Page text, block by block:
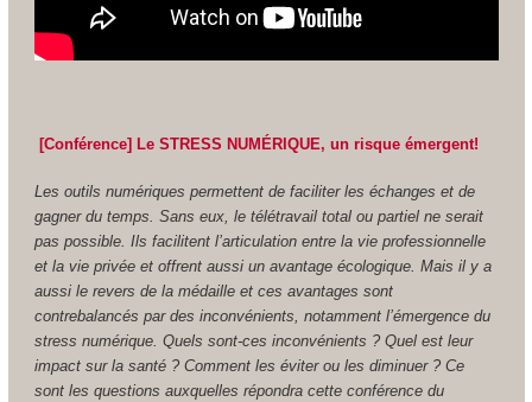
[Conférence] Le STRESS NUMÉRIQUE, un risque émergent!
Les outils numériques permettent de faciliter les échanges et de
gagner du temps. Sans eux, le télétravail total ou partiel ne serait
pas possible. Ils facilitent l’articulation entre la vie professionnelle
et la vie privée et offrent aussi un avantage écologique. Mais il y a
aussi le revers de la médaille et ces avantages sont
contrebalancés par des inconvénients, notamment l’émergence du
stress numérique. Quels sont-ces inconvénients ? Quel est leur
impact sur la santé ? Comment les éviter ou les diminuer ? Ce
sont les questions auxquelles répondra cette conférence du